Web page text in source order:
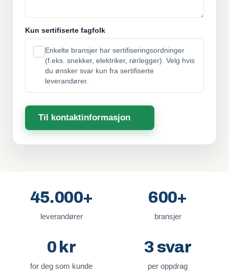
Kun sertifiserte fagfolk
Enkelte bransjer har sertifiseringsordninger
(f.eks. snekker, elektriker, rørlegger). Velg hvis
du ønsker svar kun fra sertifiserte
leverandører.
Til kontaktinformasjon
45.000+
leverandører
600+
bransjer
0 kr
for deg som kunde
3 svar
per oppdrag